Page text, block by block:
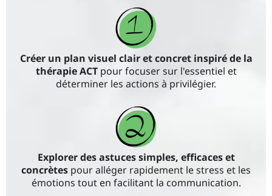
Créer un plan visuel clair et concret inspiré de la
thérapie ACT pour focuser sur l'essentiel et
déterminer les actions à privilégier.
Explorer des astuces simples, efficaces et
concrètes pour alléger rapidement le stress et les
émotions tout en facilitant la communication.